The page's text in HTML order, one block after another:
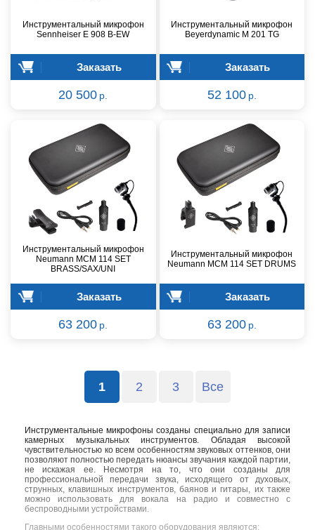
Инструментальный микрофон
Sennheiser E 908 B-EW
Заказать
20 500 р.
Инструментальный микрофон
Beyerdynamic M 201 TG
Заказать
52 100 р.
Инструментальный микрофон
Neumann MCM 114 SET
BRASS/SAX/UNI
Заказать
63 200 р.
Инструментальный микрофон
Neumann MCM 114 SET DRUMS
Заказать
63 200 р.
1 2 3 Все
Инструментальные микрофоны созданы специально для записи
камерных музыкальных инструментов. Обладая высокой
чувствительностью ко всем особенностям звуковых оттенков, они
позволяют полностью передать нюансы звучания каждой партии,
не искажая ее. Несмотря на то, что они созданы для
профессиональной передачи звука, исходящего от духовых,
струнных, клавишных инструментов, баянов и гитары, их также
можно использовать для вокала на радио и совместно с
беспроводными устройствами.
Главными особенностями такого оборудования являются: